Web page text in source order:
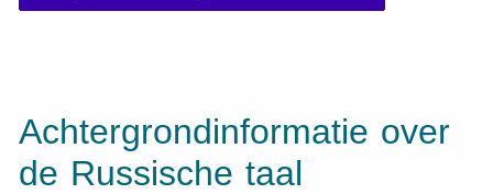
Achtergrondinformatie over
de Russische taal